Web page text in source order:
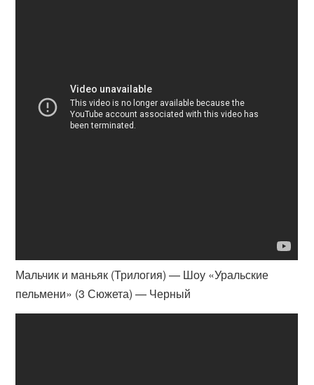
Мальчик и маньяк (Трилогия) — Шоу «Уральские
пельмени» (3 Сюжета) — Черный